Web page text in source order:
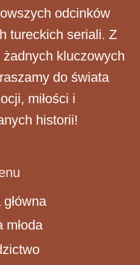
odcinków
tureckich seriali. Z
kluczowych
do świata
miłości i
historii!
młoda